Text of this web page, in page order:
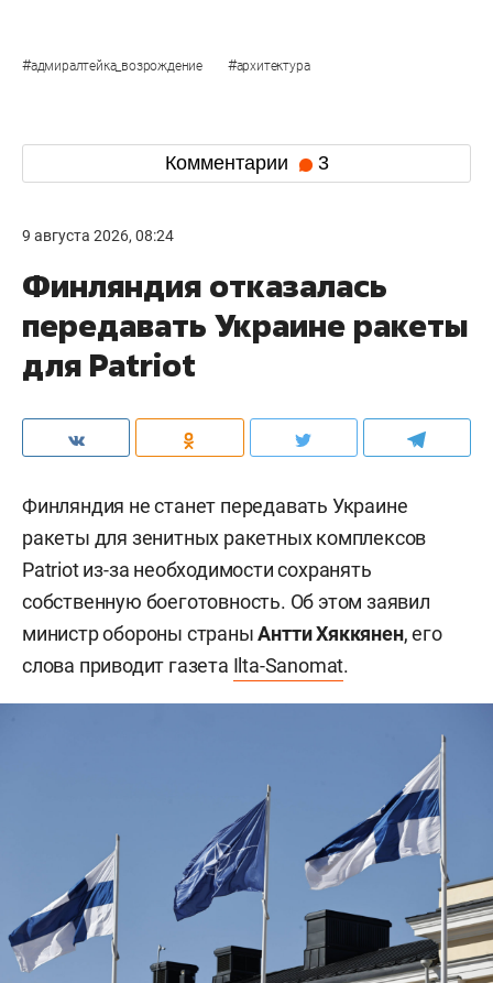
#адмиралтейка_возрождение #архитектура
Комментарии 3
9 августа 2026, 08:24
Финляндия отказалась
передавать Украине ракеты
для Patriot
Финляндия не станет передавать Украине
ракеты для зенитных ракетных комплексов
Patriot из-за необходимости сохранять
собственную боеготовность. Об этом заявил
министр обороны страныАнтти Хяккянен, его
слова приводит газета Ilta-Sanomat.